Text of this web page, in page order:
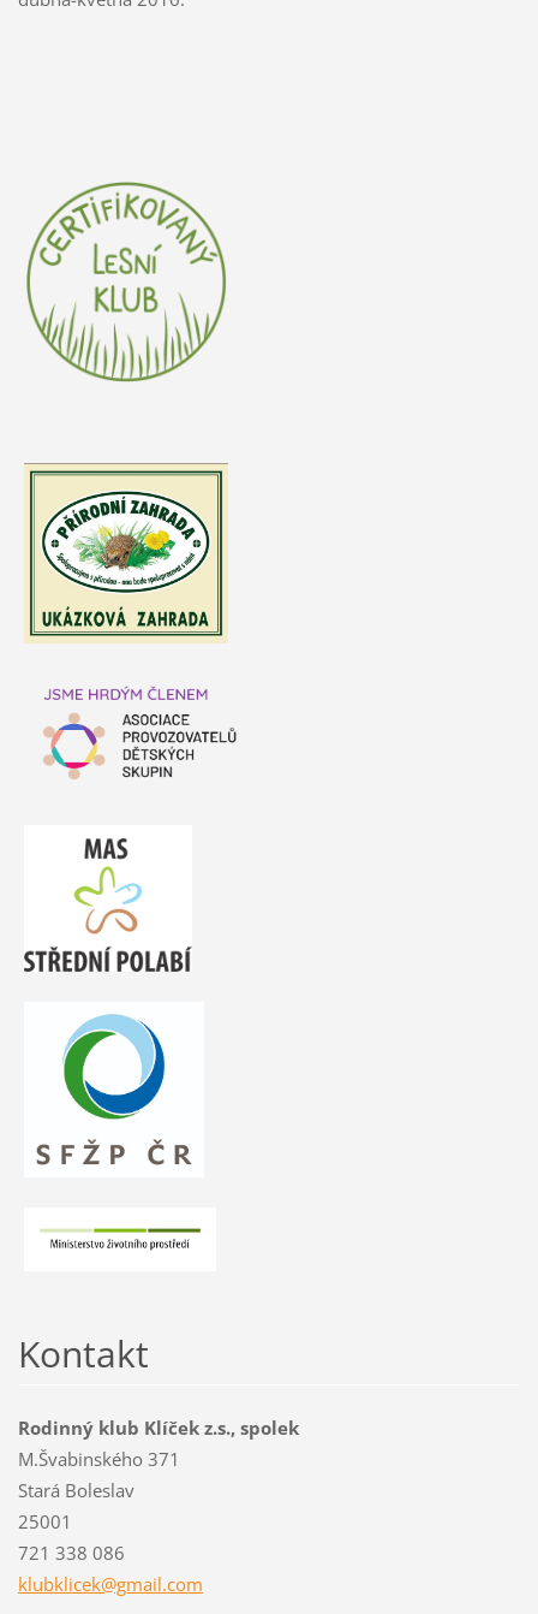
Kontakt
Rodinný klub Klíček z.s., spolek
M.Švabinského 371
Stará Boleslav
25001
721 338 086
klubklicek@gmail.com